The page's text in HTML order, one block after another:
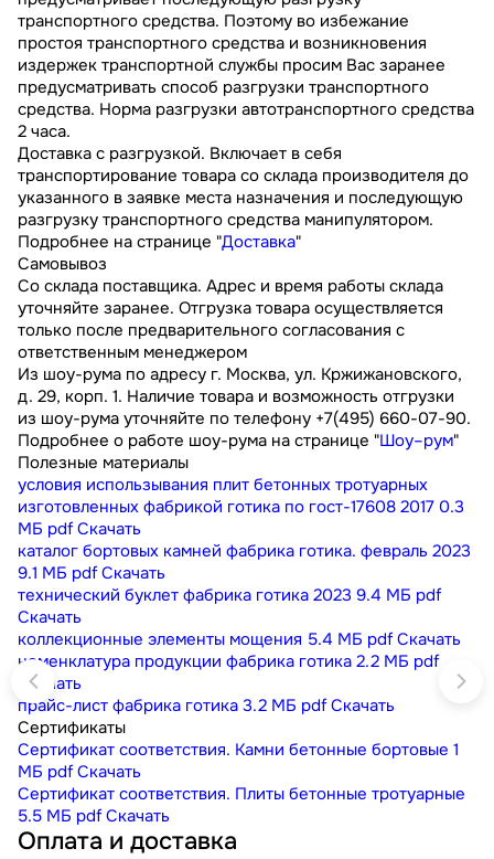
транспортного средства. Поэтому во избежание
простоя транспортного средства и возникновения
издержек транспортной службы просим Вас заранее
предусматривать способ разгрузки транспортного
средства. Норма разгрузки автотранспортного средства
2 часа.
Доставка с разгрузкой. Включает в себя
транспортирование товара со склада производителя до
указанного в заявке места назначения и последующую
разгрузку транспортного средства манипулятором.
Подробнее на странице "Доставка"
Самовывоз
Со склада поставщика. Адрес и время работы склада
уточняйте заранее. Отгрузка товара осуществляется
только после предварительного согласования с
ответственным менеджером
Из шоу-рума по адресу г. Москва, ул. Кржижановского,
д. 29, корп. 1. Наличие товара и возможность отгрузки
из шоу-рума уточняйте по телефону +7(495) 660-07-90.
Подробнее о работе шоу-рума на странице "Шоу–рум"
Полезные материалы
условия использывания плит бетонных тротуарных
изготовленных фабрикой готика по гост-17608 2017 0.3
МБ pdf Скачать
каталог бортовых камней фабрика готика. февраль 2023
9.1 МБ pdf Скачать
технический буклет фабрика готика 2023 9.4 МБ pdf
Скачать
коллекционные элементы мощения 5.4 МБ pdf Скачать
номенклатура продукции фабрика готика 2.2 МБ pdf
Скачать
прайс-лист фабрика готика 3.2 МБ pdf Скачать
Сертификаты
Сертификат соответствия. Камни бетонные бортовые 1
МБ pdf Скачать
Сертификат соответствия. Плиты бетонные тротуарные
5.5 МБ pdf Скачать
Оплата и доставка